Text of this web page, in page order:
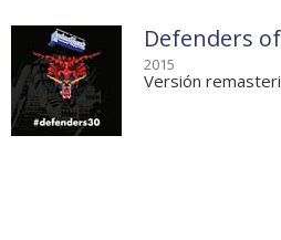
Defenders
2015
Versión